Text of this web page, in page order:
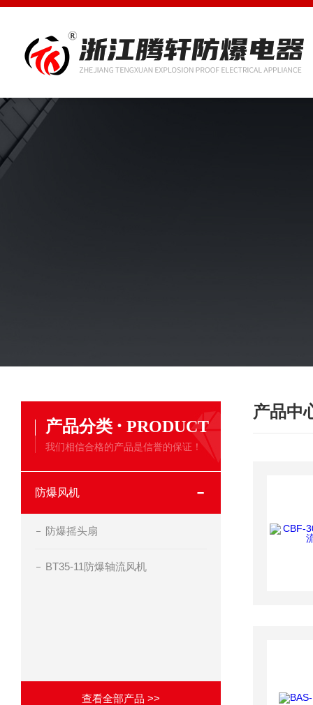
产品分类 · PRODUCT
我们相信合格的产品是信誉的保证！
防爆风机
防爆摇头扇
BT35-11防爆轴流风机
查看全部产品 >>
产品中